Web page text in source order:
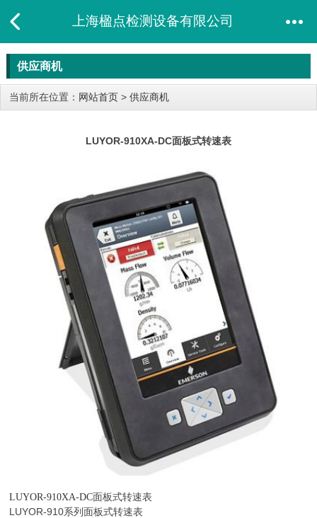
上海楹点检测设备有限公司
供应商机
当前所在位置： 网站首页 > 供应商机
LUYOR-910XA-DC​面板式转速表
LUYOR-910XA-DC面板式转速表
LUYOR-910系列面板式转速表